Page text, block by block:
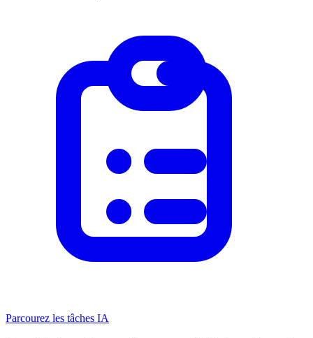
Parcourez les tâches IA